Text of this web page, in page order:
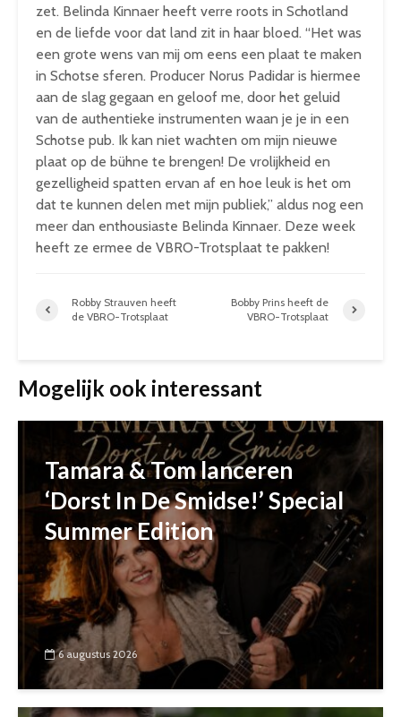
zet. Belinda Kinnaer heeft verre roots in Schotland
en de liefde voor dat land zit in haar bloed. “Het was
een grote wens van mij om eens een plaat te maken
in Schotse sferen. Producer Norus Padidar is hiermee
aan de slag gegaan en geloof me, door het geluid
van de authentieke instrumenten waan je je in een
Schotse pub. Ik kan niet wachten om mijn nieuwe
plaat op de bühne te brengen! De vrolijkheid en
gezelligheid spatten ervan af en hoe leuk is het om
dat te kunnen delen met mijn publiek,” aldus nog een
meer dan enthousiaste Belinda Kinnaer. Deze week
heeft ze ermee de VBRO-Trotsplaat te pakken!
Robby Strauven heeft
de VBRO-Trotsplaat
Bobby Prins heeft de
VBRO-Trotsplaat
Mogelijk ook interessant
Tamara & Tom lanceren
‘Dorst In De Smidse!’ Special
Summer Edition
6 augustus 2026